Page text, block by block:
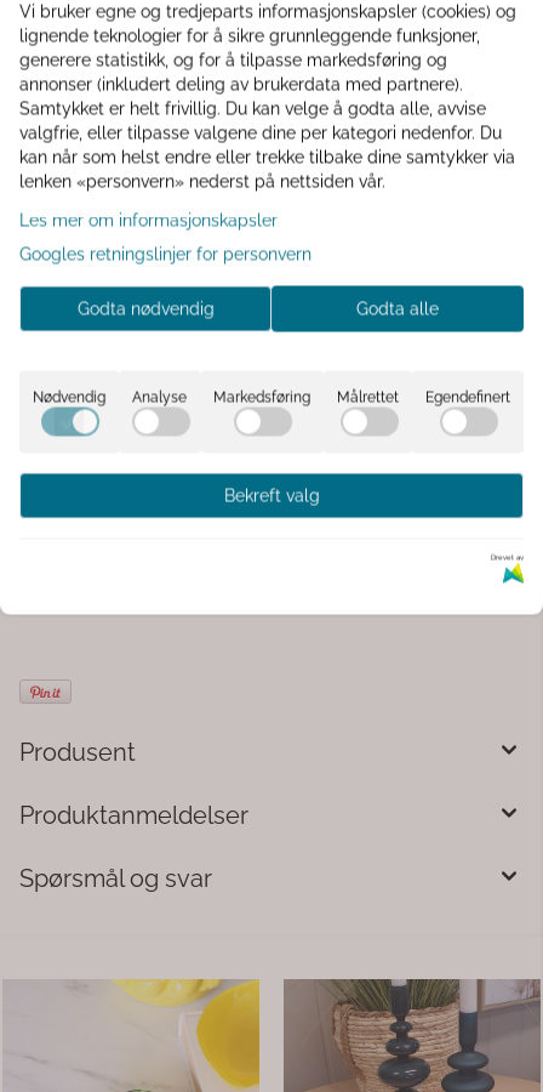
Er du medlem? Du er ikke logget inn
Logg inn
Informasjon
"Fjøl som kan brukes som fat i mangotre 17x22cm"
beskriver en allsidig skjærefjøl laget av mangotre, som
også kan brukes som et serveringsfat. Målene er 17 cm i
brukes til å skjære mat på eller som et dekorativt fat til å
servere småretter, snacks eller som en fin
rustikt og varmt preg til bordet.
Produsent
Produktanmeldelser
Spørsmål og svar
Duftfrisker Fresh Linen ...
Forny hjemmet ditt med den
friske duften av nyvasket lin.
Denne duftsprederen kombinerer
Vikletråd grønn
Vikletråd 0,65 mm
Dekoratørens mest
Brukes bl.a når en
Vi bruker egne og tredjeparts informasjonskapsler (cookies) og
lignende teknologier for å sikre grunnleggende funksjoner,
generere statistikk, og for å tilpasse markedsføring og
annonser (inkludert deling av brukerdata med partnere).
Samtykket er helt frivillig. Du kan velge å godta alle, avvise
valgfrie, eller tilpasse valgene dine per kategori nedenfor. Du
kan når som helst endre eller trekke tilbake dine samtykker via
lenken «personvern» nederst på nettsiden vår.
Les mer om informasjonskapsler
Googles retningslinjer for personvern
Godta nødvendig Godta alle
Nødvendig Analyse Markedsføring Målrettet Egendefinert
Bekreft valg
Drevet av